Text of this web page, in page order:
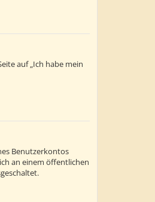
auf „Ich habe mein
Benutzerkontos
an einem öffentlichen